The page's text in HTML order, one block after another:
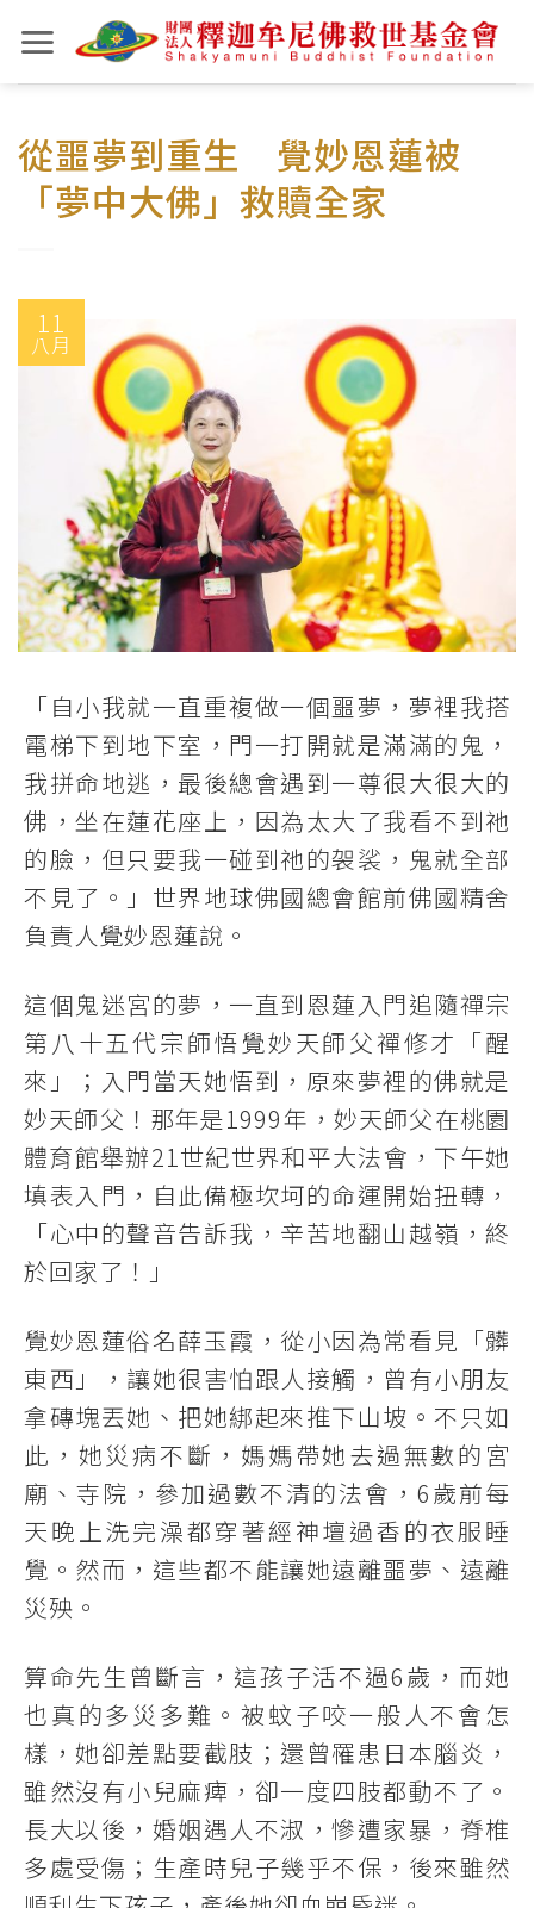
to
content
從噩夢到重生 覺妙恩蓮被
「夢中大佛」救贖全家
11
八月
「自小我就一直重複做一個噩夢，夢裡我搭
電梯下到地下室，門一打開就是滿滿的鬼，
我拼命地逃，最後總會遇到一尊很大很大的
佛，坐在蓮花座上，因為太大了我看不到祂
的臉，但只要我一碰到祂的袈裟，鬼就全部
不見了。」世界地球佛國總會館前佛國精舍
負責人覺妙恩蓮說。
這個鬼迷宮的夢，一直到恩蓮入門追隨禪宗
第八十五代宗師悟覺妙天師父禪修才「醒
來」；入門當天她悟到，原來夢裡的佛就是
妙天師父！那年是1999年，妙天師父在桃園
體育館舉辦21世紀世界和平大法會，下午她
填表入門，自此備極坎坷的命運開始扭轉，
「心中的聲音告訴我，辛苦地翻山越嶺，終
於回家了！」
覺妙恩蓮俗名薛玉霞，從小因為常看見「髒
東西」，讓她很害怕跟人接觸，曾有小朋友
拿磚塊丟她、把她綁起來推下山坡。不只如
此，她災病不斷，媽媽帶她去過無數的宮
廟、寺院，參加過數不清的法會，6歲前每
天晚上洗完澡都穿著經神壇過香的衣服睡
覺。然而，這些都不能讓她遠離噩夢、遠離
災殃。
算命先生曾斷言，這孩子活不過6歲，而她
也真的多災多難。被蚊子咬一般人不會怎
樣，她卻差點要截肢；還曾罹患日本腦炎，
雖然沒有小兒麻痺，卻一度四肢都動不了。
長大以後，婚姻遇人不淑，慘遭家暴，脊椎
多處受傷；生產時兒子幾乎不保，後來雖然